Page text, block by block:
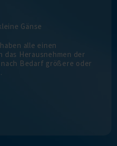
Gänse
alle einen
das Herausnehmen der
Bedarf größere oder